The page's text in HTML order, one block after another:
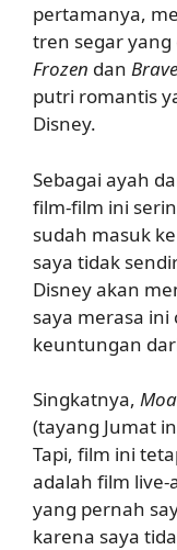
pertamanya,
tren segar yang
Frozen dan Brave
putri romantis
Disney.
Sebagai ayah
film-film ini
sudah masuk
saya tidak
Disney akan
saya merasa
keuntungan
Singkatnya,
(tayang Jumat
Tapi, film ini
adalah film live-
yang pernah
karena saya